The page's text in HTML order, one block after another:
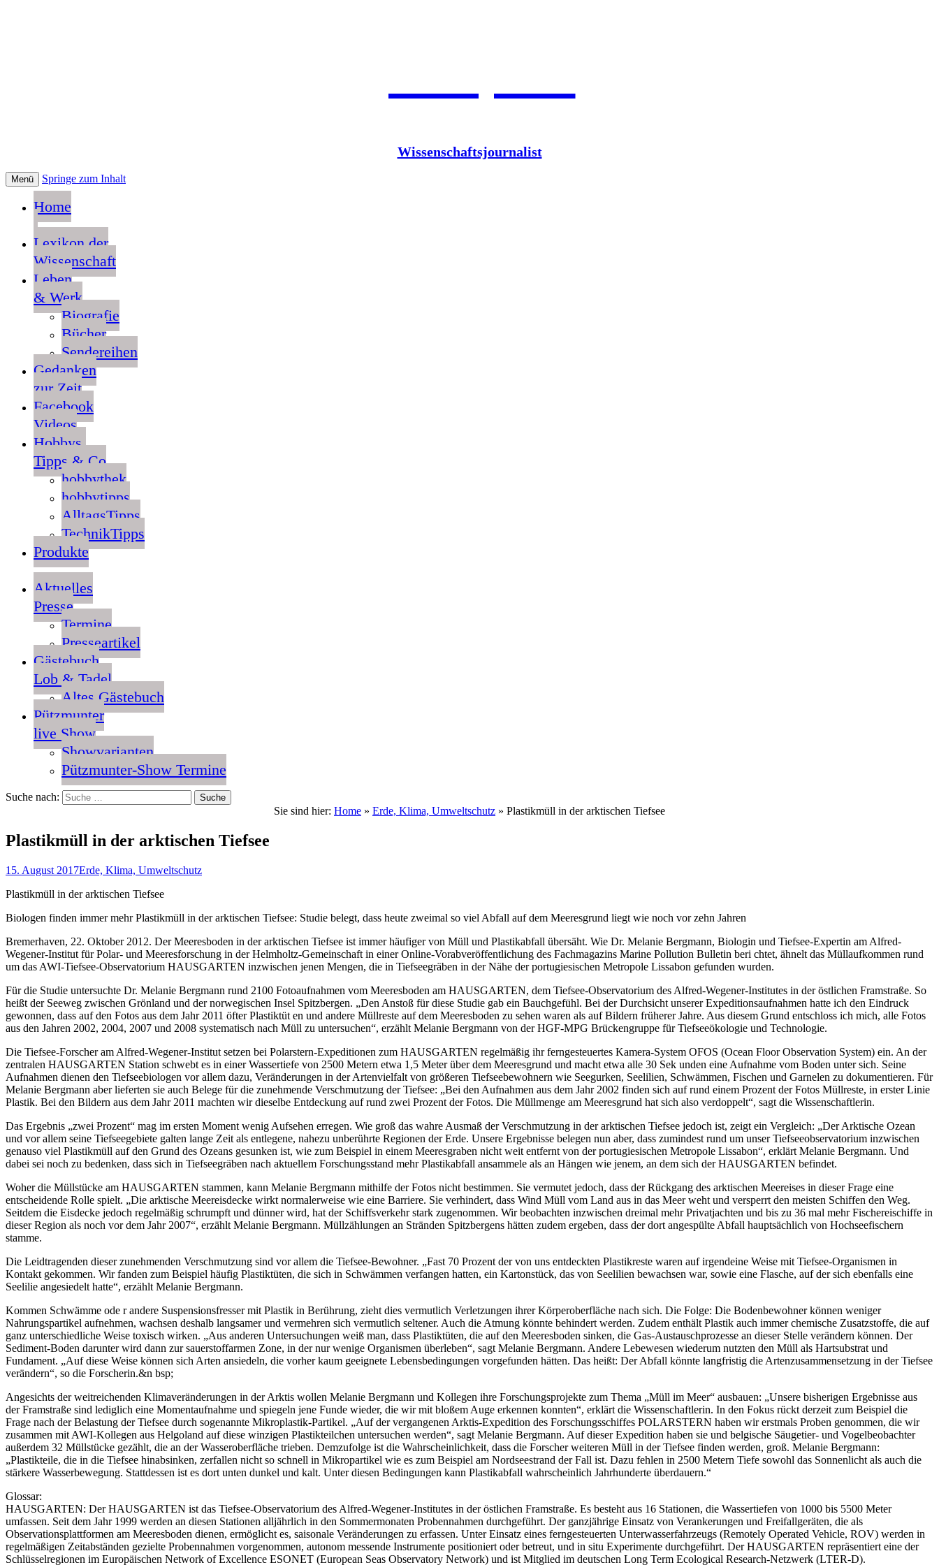
Jean Pütz
Wissenschaftsjournalist
Menü Springe zum Inhalt
Home
Lexikon der
Wissenschaft
Leben
& Werk
Biografie
Bücher
Sendereihen
Gedanken
zur Zeit
Facebook
Videos
Hobbys,
Tipps & Co
hobbythek
hobbytipps
AlltagsTipps
TechnikTipps
Produkte
Aktuelles
Presse
Termine
Presseartikel
Gästebuch
Lob & Tadel
Altes Gästebuch
Pützmunter
live Show
Showvarianten
Pützmunter-Show Termine
Suche nach:
Sie sind hier: Home » Erde, Klima, Umweltschutz » Plastikmüll in der arktischen Tiefsee
Plastikmüll in der arktischen Tiefsee
15. August 2017Erde, Klima, Umweltschutz
Plastikmüll in der arktischen Tiefsee
Biologen finden immer mehr Plastikmüll in der arktischen Tiefsee: Studie belegt, dass heute zweimal so viel Abfall auf dem Meeresgrund liegt wie noch vor zehn Jahren
Bremerhaven, 22. Oktober 2012. Der Meeresboden in der arktischen Tiefsee ist immer häufiger von Müll und Plastikabfall übersäht. Wie Dr. Melanie Bergmann, Biologin und Tiefsee-Expertin am Alfred-
Wegener-Institut für Polar- und Meeresforschung in der Helmholtz-Gemeinschaft in einer Online-Vorabveröffentlichung des Fachmagazins Marine Pollution Bulletin beri chtet, ähnelt das Müllaufkommen rund
um das AWI-Tiefsee-Observatorium HAUSGARTEN inzwischen jenen Mengen, die in Tiefseegräben in der Nähe der portugiesischen Metropole Lissabon gefunden wurden.
Für die Studie untersuchte Dr. Melanie Bergmann rund 2100 Fotoaufnahmen vom Meeresboden am HAUSGARTEN, dem Tiefsee-Observatorium des Alfred-Wegener-Institutes in der östlichen Framstraße. So
heißt der Seeweg zwischen Grönland und der norwegischen Insel Spitzbergen. „Den Anstoß für diese Studie gab ein Bauchgefühl. Bei der Durchsicht unserer Expeditionsaufnahmen hatte ich den Eindruck
gewonnen, dass auf den Fotos aus dem Jahr 2011 öfter Plastiktüt en und andere Müllreste auf dem Meeresboden zu sehen waren als auf Bildern früherer Jahre. Aus diesem Grund entschloss ich mich, alle Fotos
aus den Jahren 2002, 2004, 2007 und 2008 systematisch nach Müll zu untersuchen“, erzählt Melanie Bergmann von der HGF-MPG Brückengruppe für Tiefseeökologie und Technologie.
Die Tiefsee-Forscher am Alfred-Wegener-Institut setzen bei Polarstern-Expeditionen zum HAUSGARTEN regelmäßig ihr ferngesteuertes Kamera-System OFOS (Ocean Floor Observation System) ein. An der
zentralen HAUSGARTEN Station schwebt es in einer Wassertiefe von 2500 Metern etwa 1,5 Meter über dem Meeresgrund und macht etwa alle 30 Sek unden eine Aufnahme vom Boden unter sich. Seine
Aufnahmen dienen den Tiefseebiologen vor allem dazu, Veränderungen in der Artenvielfalt von größeren Tiefseebewohnern wie Seegurken, Seelilien, Schwämmen, Fischen und Garnelen zu dokumentieren. Für
Melanie Bergmann aber lieferten sie auch Belege für die zunehmende Verschmutzung der Tiefsee: „Bei den Aufnahmen aus dem Jahr 2002 finden sich auf rund einem Prozent der Fotos Müllreste, in erster Linie
Plastik. Bei den Bildern aus dem Jahr 2011 machten wir dieselbe Entdeckung auf rund zwei Prozent der Fotos. Die Müllmenge am Meeresgrund hat sich also verdoppelt“, sagt die Wissenschaftlerin.
Das Ergebnis „zwei Prozent“ mag im ersten Moment wenig Aufsehen erregen. Wie groß das wahre Ausmaß der Verschmutzung in der arktischen Tiefsee jedoch ist, zeigt ein Vergleich: „Der Arktische Ozean
und vor allem seine Tiefseegebiete galten lange Zeit als entlegene, nahezu unberührte Regionen der Erde. Unsere Ergebnisse belegen nun aber, dass zumindest rund um unser Tiefseeobservatorium inzwischen
genauso viel Plastikmüll auf den Grund des Ozeans gesunken ist, wie zum Beispiel in einem Meeresgraben nicht weit entfernt von der portugiesischen Metropole Lissabon“, erklärt Melanie Bergmann. Und
dabei sei noch zu bedenken, dass sich in Tiefseegräben nach aktuellem Forschungsstand mehr Plastikabfall ansammele als an Hängen wie jenem, an dem sich der HAUSGARTEN befindet.
Woher die Müllstücke am HAUSGARTEN stammen, kann Melanie Bergmann mithilfe der Fotos nicht bestimmen. Sie vermutet jedoch, dass der Rückgang des arktischen Meereises in dieser Frage eine
entscheidende Rolle spielt. „Die arktische Meereisdecke wirkt normalerweise wie eine Barriere. Sie verhindert, dass Wind Müll vom Land aus in das Meer weht und versperrt den meisten Schiffen den Weg.
Seitdem die Eisdecke jedoch regelmäßig schrumpft und dünner wird, hat der Schiffsverkehr stark zugenommen. Wir beobachten inzwischen dreimal mehr Privatjachten und bis zu 36 mal mehr Fischereischiffe in
dieser Region als noch vor dem Jahr 2007“, erzählt Melanie Bergmann. Müllzählungen an Stränden Spitzbergens hätten zudem ergeben, dass der dort angespülte Abfall hauptsächlich von Hochseefischern
stamme.
Die Leidtragenden dieser zunehmenden Verschmutzung sind vor allem die Tiefsee-Bewohner. „Fast 70 Prozent der von uns entdeckten Plastikreste waren auf irgendeine Weise mit Tiefsee-Organismen in
Kontakt gekommen. Wir fanden zum Beispiel häufig Plastiktüten, die sich in Schwämmen verfangen hatten, ein Kartonstück, das von Seelilien bewachsen war, sowie eine Flasche, auf der sich ebenfalls eine
Seelilie angesiedelt hatte“, erzählt Melanie Bergmann.
Kommen Schwämme ode r andere Suspensionsfresser mit Plastik in Berührung, zieht dies vermutlich Verletzungen ihrer Körperoberfläche nach sich. Die Folge: Die Bodenbewohner können weniger
Nahrungspartikel aufnehmen, wachsen deshalb langsamer und vermehren sich vermutlich seltener. Auch die Atmung könnte behindert werden. Zudem enthält Plastik auch immer chemische Zusatzstoffe, die auf
ganz unterschiedliche Weise toxisch wirken. „Aus anderen Untersuchungen weiß man, dass Plastiktüten, die auf den Meeresboden sinken, die Gas-Austauschprozesse an dieser Stelle verändern können. Der
Sediment-Boden darunter wird dann zur sauerstoffarmen Zone, in der nur wenige Organismen überleben“, sagt Melanie Bergmann. Andere Lebewesen wiederum nutzten den Müll als Hartsubstrat und
Fundament. „Auf diese Weise können sich Arten ansiedeln, die vorher kaum geeignete Lebensbedingungen vorgefunden hätten. Das heißt: Der Abfall könnte langfristig die Artenzusammensetzung in der Tiefsee
verändern“, so die Forscherin.&n bsp;
Angesichts der weitreichenden Klimaveränderungen in der Arktis wollen Melanie Bergmann und Kollegen ihre Forschungsprojekte zum Thema „Müll im Meer“ ausbauen: „Unsere bisherigen Ergebnisse aus
der Framstraße sind lediglich eine Momentaufnahme und spiegeln jene Funde wieder, die wir mit bloßem Auge erkennen konnten“, erklärt die Wissenschaftlerin. In den Fokus rückt derzeit zum Beispiel die
Frage nach der Belastung der Tiefsee durch sogenannte Mikroplastik-Partikel. „Auf der vergangenen Arktis-Expedition des Forschungsschiffes POLARSTERN haben wir erstmals Proben genommen, die wir
zusammen mit AWI-Kollegen aus Helgoland auf diese winzigen Plastikteilchen untersuchen werden“, sagt Melanie Bergmann. Auf dieser Expedition haben sie und belgische Säugetier- und Vogelbeobachter
außerdem 32 Müllstücke gezählt, die an der Wasseroberfläche trieben. Demzufolge ist die Wahrscheinlichkeit, dass die Forscher weiteren Müll in der Tiefsee finden werden, groß. Melanie Bergmann:
„Plastikteile, die in die Tiefsee hinabsinken, zerfallen nicht so schnell in Mikropartikel wie es zum Beispiel am Nordseestrand der Fall ist. Dazu fehlen in 2500 Metern Tiefe sowohl das Sonnenlicht als auch die
stärkere Wasserbewegung. Stattdessen ist es dort unten dunkel und kalt. Unter diesen Bedingungen kann Plastikabfall wahrscheinlich Jahrhunderte überdauern.“
Glossar:
HAUSGARTEN: Der HAUSGARTEN ist das Tiefsee-Observatorium des Alfred-Wegener-Institutes in der östlichen Framstraße. Es besteht aus 16 Stationen, die Wassertiefen von 1000 bis 5500 Meter
umfassen. Seit dem Jahr 1999 werden an diesen Stationen alljährlich in den Sommermonaten Probennahmen durchgeführt. Der ganzjährige Einsatz von Verankerungen und Freifallgeräten, die als
Observationsplattformen am Meeresboden dienen, ermöglicht es, saisonale Veränderungen zu erfassen. Unter Einsatz eines ferngesteuerten Unterwasserfahrzeugs (Remotely Operated Vehicle, ROV) werden in
regelmäßigen Zeitabständen gezielte Probennahmen vorgenommen, autonom messende Instrumente positioniert oder betreut, und in situ Experimente durchgeführt. Der HAUSGARTEN repräsentiert eine der
Schlüsselregionen im Europäischen Network of Excellence ESONET (European Seas Observatory Network) und ist Mitglied im deutschen Long Term Ecological Research-Netzwerk (LTER-D).